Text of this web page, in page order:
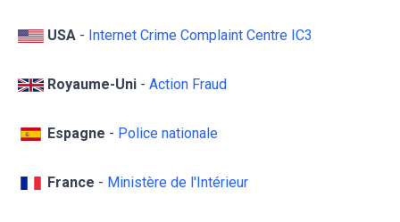
USA - Internet Crime Complaint Centre IC3
Royaume-Uni - Action Fraud
Espagne - Police nationale
France - Ministère de l'Intérieur